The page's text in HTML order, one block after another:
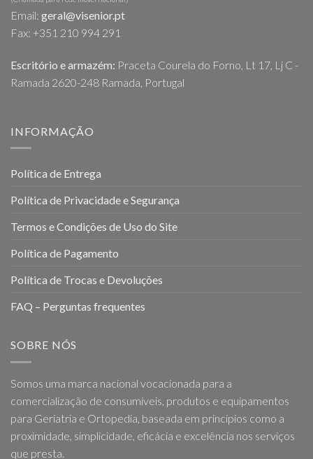
Email: geral@visenior.pt
Fax: +351 210 994 291
Escritório e armazém: Praceta Courela do Forno, Lt 17, Lj C -
Ramada 2620-248 Ramada, Portugal
INFORMAÇÃO
Política de Entrega
Política de Privacidade e Segurança
Termos e Condições de Uso do Site
Política de Pagamento
Política de Trocas e Devoluções
FAQ – Perguntas frequentes
SOBRE NÓS
Somos uma marca nacional vocacionada para a
comercialização de consumíveis, produtos e equipamentos
para Geriatria e Ortopedia, baseada em princípios como a
proximidade, simplicidade, eficácia e excelência nos serviços
que presta.